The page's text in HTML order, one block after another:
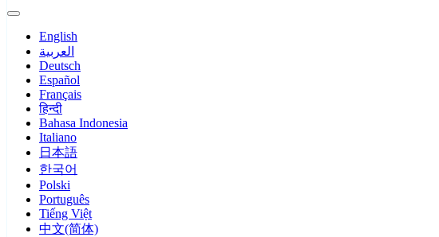
English
العربية
Deutsch
Español
Français
हिन्दी
Bahasa Indonesia
Italiano
日本語
한국어
Polski
Português
Tiếng Việt
中文(简体)